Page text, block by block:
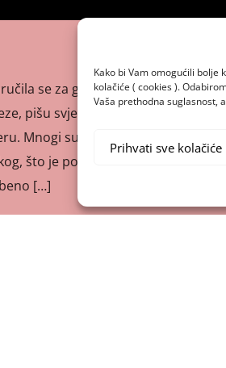
Kako bi Vam omogućili bolje
kolačiće ( cookies ).
Vaša prethodna suglasnost,
Prihvati sve kolačiće
se za glumca i komičara Patea
pišu svjetski mediji. Ariana je
Mnogi su prokomentarisali kako
što je posebno nasmijalo
[…]